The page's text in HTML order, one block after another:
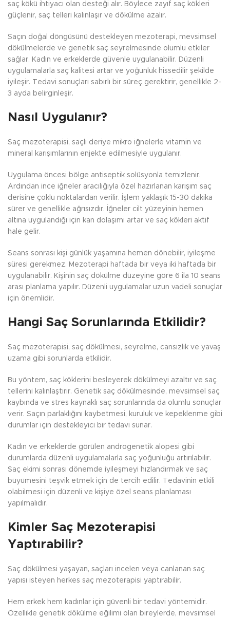
saç kökü ihtiyacı olan desteği alır. Böylece zayıf saç kökleri
güçlenir, saç telleri kalınlaşır ve dökülme azalır.
Saçın doğal döngüsünü destekleyen mezoterapi, mevsimsel
dökülmelerde ve genetik saç seyrelmesinde olumlu etkiler
sağlar. Kadın ve erkeklerde güvenle uygulanabilir. Düzenli
uygulamalarla saç kalitesi artar ve yoğunluk hissedilir şekilde
iyileşir. Tedavi sonuçları sabırlı bir süreç gerektirir, genellikle 2-
3 ayda belirginleşir.
Nasıl Uygulanır?
Saç mezoterapisi, saçlı deriye mikro iğnelerle vitamin ve
mineral karışımlarının enjekte edilmesiyle uygulanır.
Uygulama öncesi bölge antiseptik solüsyonla temizlenir.
Ardından ince iğneler aracılığıyla özel hazırlanan karışım saç
derisine çoklu noktalardan verilir. İşlem yaklaşık 15-30 dakika
sürer ve genellikle ağrısızdır. İğneler cilt yüzeyinin hemen
altına uygulandığı için kan dolaşımı artar ve saç kökleri aktif
hale gelir.
Seans sonrası kişi günlük yaşamına hemen dönebilir, iyileşme
süresi gerekmez. Mezoterapi haftada bir veya iki haftada bir
uygulanabilir. Kişinin saç dökülme düzeyine göre 6 ila 10 seans
arası planlama yapılır. Düzenli uygulamalar uzun vadeli sonuçlar
için önemlidir.
Hangi Saç Sorunlarında Etkilidir?
Saç mezoterapisi, saç dökülmesi, seyrelme, cansızlık ve yavaş
uzama gibi sorunlarda etkilidir.
Bu yöntem, saç köklerini besleyerek dökülmeyi azaltır ve saç
tellerini kalınlaştırır. Genetik saç dökülmesinde, mevsimsel saç
kaybında ve stres kaynaklı saç sorunlarında da olumlu sonuçlar
verir. Saçın parlaklığını kaybetmesi, kuruluk ve kepeklenme gibi
durumlar için destekleyici bir tedavi sunar.
Kadın ve erkeklerde görülen androgenetik alopesi gibi
durumlarda düzenli uygulamalarla saç yoğunluğu artırılabilir.
Saç ekimi sonrası dönemde iyileşmeyi hızlandırmak ve saç
büyümesini teşvik etmek için de tercih edilir. Tedavinin etkili
olabilmesi için düzenli ve kişiye özel seans planlaması
yapılmalıdır.
Kimler Saç Mezoterapisi
Yaptırabilir?
Saç dökülmesi yaşayan, saçları incelen veya canlanan saç
yapısı isteyen herkes saç mezoterapisi yaptırabilir.
Hem erkek hem kadınlar için güvenli bir tedavi yöntemidir.
Özellikle genetik dökülme eğilimi olan bireylerde, mevsimsel